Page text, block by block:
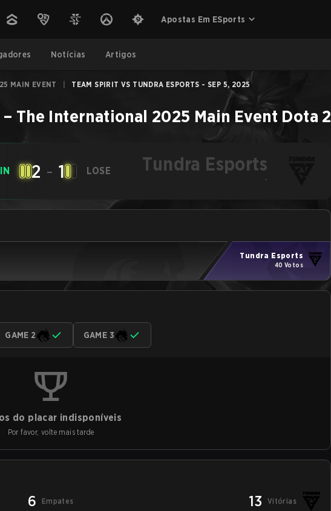
Apostas Em ESports
Notícias Artigos
MAIN EVENT TEAM SPIRIT VS TUNDRA ESPORTS - SEP 5, 2025
– The International 2025 Main Event Dota 2
2 - 1 LOSE Tundra Esports
-
Tundra Esports
40 Votos
GAME 2 GAME 3
do placar indisponíveis
Por favor, volte mais tarde
6 Empates 13 Vitórias